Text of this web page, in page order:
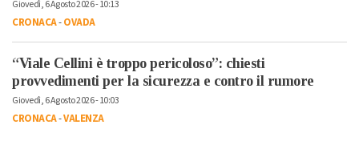
Giovedì, 6 Agosto 2026 - 10:13
CRONACA-OVADA
“Viale Cellini è troppo pericoloso”: chiesti
provvedimenti per la sicurezza e contro il rumore
Giovedì, 6 Agosto 2026 - 10:03
CRONACA-VALENZA